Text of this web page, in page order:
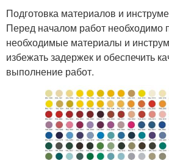
Подготовка материалов и
Перед началом работ необходимо
необходимые материалы и
избежать задержек и обеспечить
выполнение работ.